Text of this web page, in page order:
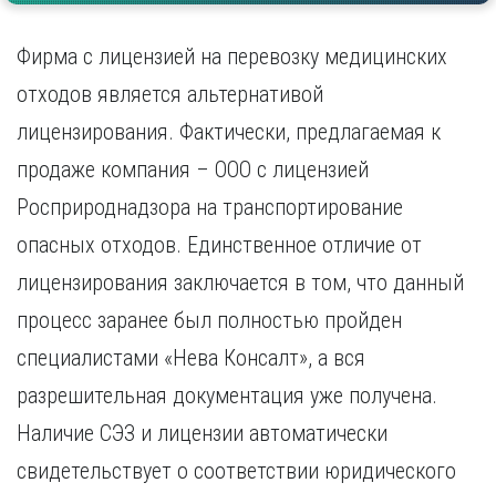
К
Казань
Калининград
Калуга
Кемерово
Киров
Красноярск
Курган
Л
Махачкала
Тольятти
Тула
Тюмень
У
Улан-Удэ
Уфа
Х
Хабаровск
Ч
Чебоксары
Челябинск
Чита
Фирма с лицензией на перевозку медицинских
отходов является альтернативой
лицензирования. Фактически, предлагаемая к
продаже компания – ООО с лицензией
Росприроднадзора на транспортирование
опасных отходов. Единственное отличие от
лицензирования заключается в том, что данный
процесс заранее был полностью пройден
специалистами «Нева Консалт», а вся
разрешительная документация уже получена.
Наличие СЭЗ и лицензии автоматически
свидетельствует о соответствии юридического